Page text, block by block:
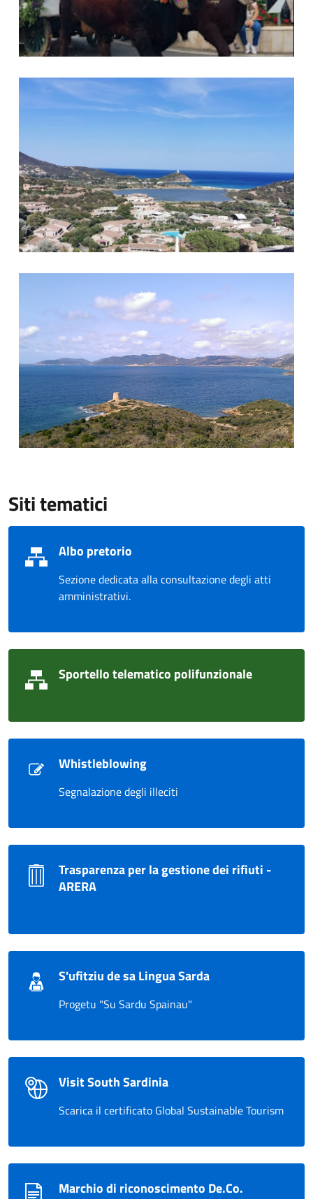
Torre di Chia
Siti tematici
Albo pretorio
Sezione dedicata alla consultazione degli atti
amministrativi.
Sportello telematico polifunzionale
Whistleblowing
Segnalazione degli illeciti
Trasparenza per la gestione dei rifiuti -
ARERA
S'ufitziu de sa Lingua Sarda
Progetu "Su Sardu Spainau"
Visit South Sardinia
Scarica il certificato Global Sustainable Tourism
Marchio di riconoscimento De.Co.